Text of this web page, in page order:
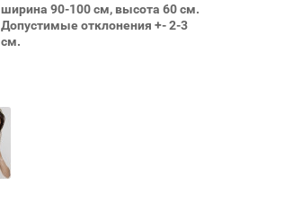
ширина 90-100 см, высота 60 см.
Допустимые отклонения +- 2-3
см.